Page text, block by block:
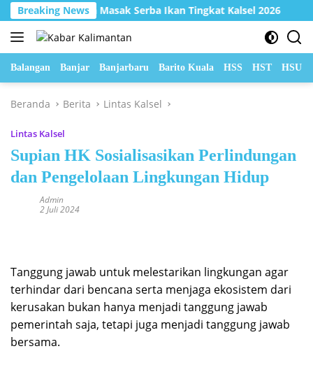
Langsung
ke
konten
Breaking News
2 Lomba Masak Serba Ikan Tingkat Kalsel 2026
Balangan Banjar Banjarbaru Barito Kuala HSS HST HSU
Beranda Berita Lintas Kalsel
Lintas Kalsel
Supian HK Sosialisasikan Perlindungan
dan Pengelolaan Lingkungan Hidup
Admin
2 Juli 2024
Tanggung jawab untuk melestarikan lingkungan agar
terhindar dari bencana serta menjaga ekosistem dari
kerusakan bukan hanya menjadi tanggung jawab
pemerintah saja, tetapi juga menjadi tanggung jawab
bersama.